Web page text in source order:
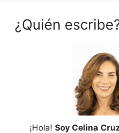
¿Quién
¡Hola! Soy Celina